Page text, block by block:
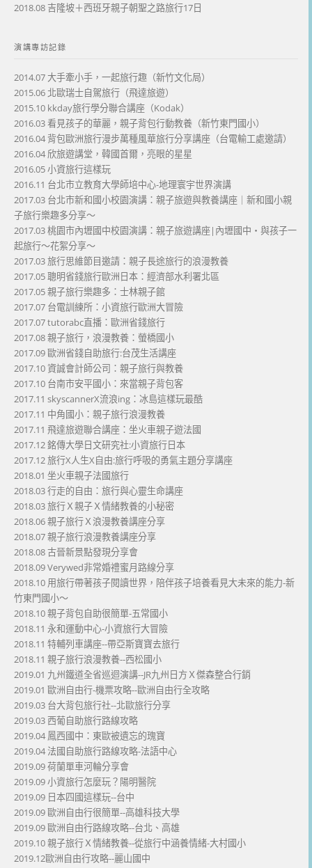
2018.08 吉隆坡＋西班牙親子朝聖之路旅行17日
演講專訪記錄
2014.07 大手牽小手，一起旅行趣（新竹文化局）
2015.06 北歐瑞士自駕旅行（飛達旅遊）
2015.10 kkday旅行學分聯合講座（Kodak）
2016.03 看見孩子的華麗，親子背包行動教養（新竹東門國小）
2016.04 背包歐洲旅行漫步萬種風華旅行分享講座（台電輸工處邀請）
2016.04 欣旅遊講堂，韓國首爾，亮眼的星星
2016.05 小資旅行這樣玩
2016.11 台北市立教育大學師培中心-地理寰宇世界演講
2017.03 台北市新和國小校園演講：親子旅遊與教養講座｜新和國小親
子旅行樂趣多分享～
2017.03 桃園市內壢國中校園演講：親子旅遊講座|內壢國中・與孩子一
起旅行～花絮分享～
2017.03 旅行思維節目邀請：親子長途旅行的浪漫教養
2017.05 聰明省錢旅行歐洲日本：經濟部水利署北區
2017.05 親子旅行樂趣多：士林親子館
2017.07 台電訓練所：小資旅行歐洲大冒險
2017.07 tutorabc直播：歐洲省錢旅行
2017.08 親子旅行，浪漫教養：螢橋國小
2017.09 歐洲省錢自助旅行:台茂生活講座
2017.10 資誠會計師公司：親子旅行與教養
2017.10 台南市安平國小：來當親子背包客
2017.11 skyscannerX流浪ing：冰島這樣玩最酷
2017.11 中角國小：親子旅行浪漫教養
2017.11 飛達旅遊聯合講座：坐火車親子遊法國
2017.12 銘傳大學日文研究社:小資旅行日本
2017.12 旅行X人生X自由:旅行呼吸的勇氣主題分享講座
2018.01 坐火車親子法國旅行
2018.03 行走的自由：旅行與心靈生命講座
2018.03 旅行Ｘ親子Ｘ情緒教養的小秘密
2018.06 親子旅行Ｘ浪漫教養講座分享
2018.07 親子旅行浪漫教養講座分享
2018.08 古晉新景點發現分享會
2018.09 Verywed非常婚禮蜜月路線分享
2018.10 用旅行帶著孩子閱讀世界，陪伴孩子培養看見大未來的能力-新
竹東門國小～
2018.10 親子背包自助很簡單-五常國小
2018.11 永和運動中心-小資旅行大冒險
2018.11 特輔列車講座--帶亞斯寶寶去旅行
2018.11 親子旅行浪漫教養--西松國小
2019.01 九州鐵道全省巡迴演講--JR九州日方Ｘ傑森整合行銷
2019.01 歐洲自由行-機票攻略--歐洲自由行全攻略
2019.03 台大背包旅行社--北歐旅行分享
2019.03 西葡自助旅行路線攻略
2019.04 鳳西國中：東歐被遺忘的瑰寶
2019.04 法國自助旅行路線攻略-法語中心
2019.09 荷蘭單車河輪分享會
2019.09 小資旅行怎麼玩？陽明醫院
2019.09 日本四國這樣玩--台中
2019.09 歐洲自由行很簡單--高雄科技大學
2019.09 歐洲自由行路線攻略--台北、高雄
2019.10 親子旅行Ｘ情緒教養--從旅行中涵養情緒-大村國小
2019.12歐洲自由行攻略--麗山國中